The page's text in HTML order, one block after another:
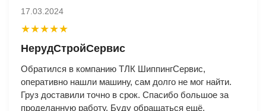
17.03.2024
★★★★★
НерудСтройСервис
Обратился в компанию ТЛК ШиппингСервис,
оперативно нашли машину, сам долго не мог найти.
Груз доставили точно в срок. Спасибо большое за
проделанную работу. Буду обращаться ещё.